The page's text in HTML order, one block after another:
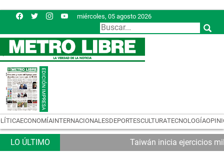
miércoles, 05 agosto 2026
ECONOMÍAINTERNACIONALESDEPORTESCULTURATECNOLOGÍA
Taiwán inicia ejercicios